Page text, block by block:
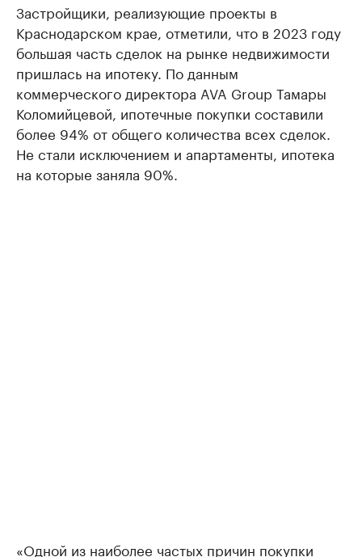
Застройщики, реализующие проекты в
Краснодарском крае, отметили, что в 2023 году
большая часть сделок на рынке недвижимости
пришлась на ипотеку. По данным
коммерческого директора AVA Group Тамары
Коломийцевой, ипотечные покупки составили
более 94% от общего количества всех сделок.
Не стали исключением и апартаменты, ипотека
на которые заняла 90%.
«Одной из наиболее частых причин покупки